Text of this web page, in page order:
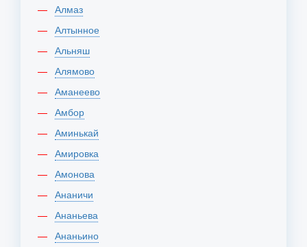
Алмаз
Алтынное
Альняш
Алямово
Аманеево
Амбор
Аминькай
Амировка
Амонова
Ананичи
Ананьева
Ананьино